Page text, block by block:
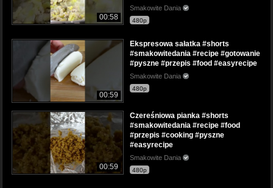
00:58
Smakowite Dania
480p
00:59
Ekspresowa sałatka #shorts
#smakowitedania #recipe #gotowanie
#pyszne #przepis #food #easyrecipe
Smakowite Dania
480p
00:59
Czereśniowa pianka #shorts
#smakowitedania #recipe #food
#przepis #cooking #pyszne
#easyrecipe
Smakowite Dania
480p